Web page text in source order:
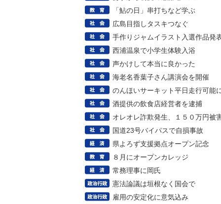
「鮎の日」串打ちなど学ぶ
広島目指しタスキつなぐ
手作りジャムイラスト入選作品発
西浦温泉で小学生体験入浴
声かけして本当に良かった
海老名香葉子さん講演会を開催
のんほいサーキット平日走行可能
酒提供の飲食店経営者を逮捕
オレオレ詐欺発生、１５０万円被
国道23号バイパスで自損事故
県よろず支援拠点オープン記念
８月にオープンカレッジ
常務理事に岡氏
憲法論議は垣根なく国会で
雇用の安定化に意気込み